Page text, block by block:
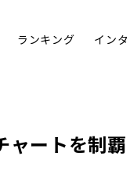
ランキング イン
ャートを制覇